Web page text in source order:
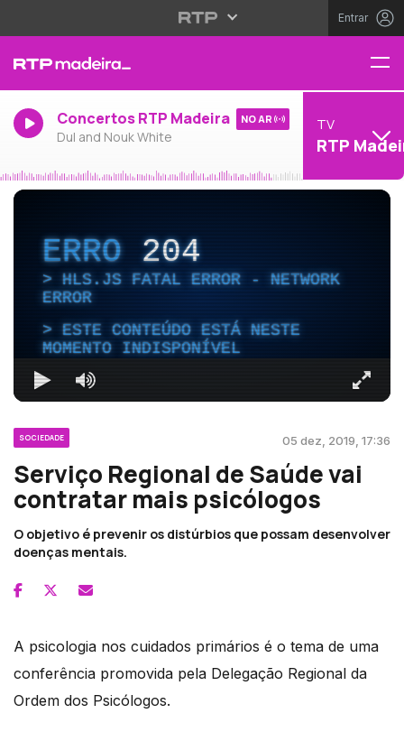
Entrar
Concertos RTP Madeira
Dul and Nouk White
NO AR TV
RTP
ERRO204
HLS.JS FATAL ERROR - NETWORK
ERROR
ESTE CONTEÚDO ESTÁ NESTE
MOMENTO INDISPONÍVEL
SOCIEDADE 05 dez, 2019, 17:36
Serviço Regional de Saúde vai
contratar mais psicólogos
O objetivo é prevenir os distúrbios que possam desenvolver
doenças mentais.
A psicologia nos cuidados primários é o tema de uma
conferência promovida pela Delegação Regional da
Ordem dos Psicólogos.